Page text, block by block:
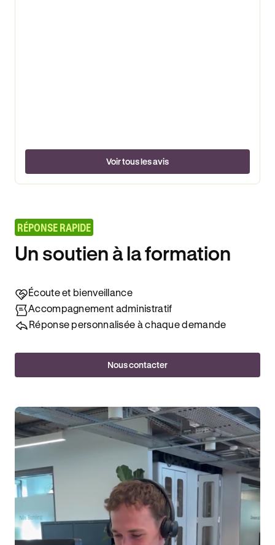
Voir tous les avis
RÉPONSE RAPIDE
Un soutien à la formation
Écoute et bienveillance
Accompagnement administratif
Réponse personnalisée à chaque demande
Nous contacter